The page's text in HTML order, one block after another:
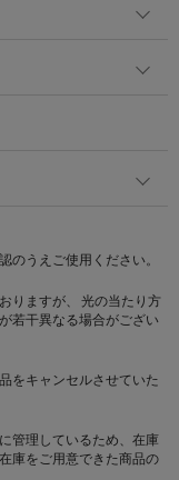
うえご使用ください。
りますが、 光の当たり方
若干異なる場合がござい
をキャンセルさせていた
管理しているため、在庫
庫をご用意できた商品の